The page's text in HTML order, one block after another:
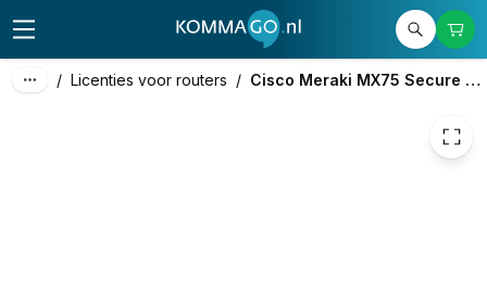
/ Licenties voor routers / Cisco Meraki MX75 Secure SD-WAN Plus License and Support